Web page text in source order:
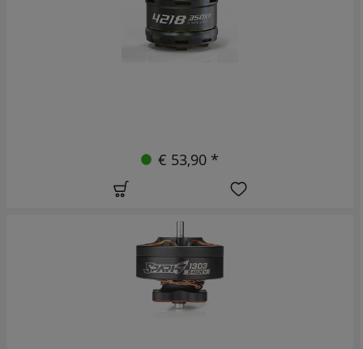
€ 53,90 *